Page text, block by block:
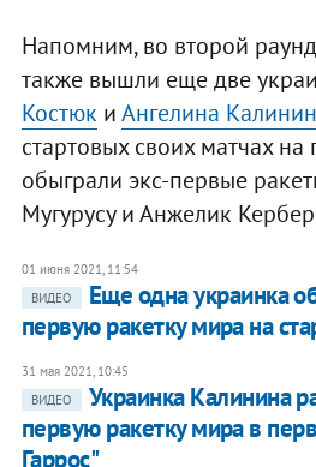
Напомним, во второй
также вышли еще две
Костюк иАнгелина
стартовых своих матчах
обыграли экс-первые
Мугурусу и Анжелик
01 июня 2021, 11:54
ВИДЕО
Еще одна украинка
первую ракетку мира на
31 мая 2021, 10:45
ВИДЕО
Украинка Калинина
первую ракетку мира в
Гаррос"